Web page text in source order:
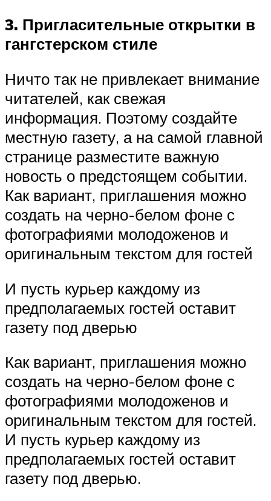
3. Пригласительные открытки в
гангстерском стиле
Ничто так не привлекает внимание
читателей, как свежая
информация. Поэтому создайте
местную газету, а на самой главной
странице разместите важную
новость о предстоящем событии.
Как вариант, приглашения можно
создать на черно-белом фоне с
фотографиями молодоженов и
оригинальным текстом для гостей
И пусть курьер каждому из
предполагаемых гостей оставит
газету под дверью
Как вариант, приглашения можно
создать на черно-белом фоне с
фотографиями молодоженов и
оригинальным текстом для гостей.
И пусть курьер каждому из
предполагаемых гостей оставит
газету под дверью.